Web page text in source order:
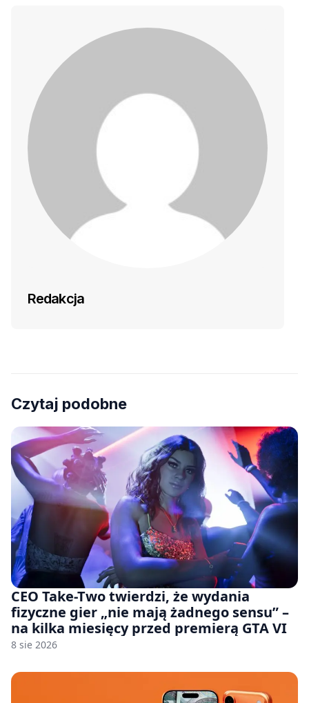
Redakcja
Czytaj podobne
CEO Take-Two twierdzi, że wydania
fizyczne gier „nie mają żadnego sensu” –
na kilka miesięcy przed premierą GTA VI
8 sie 2026